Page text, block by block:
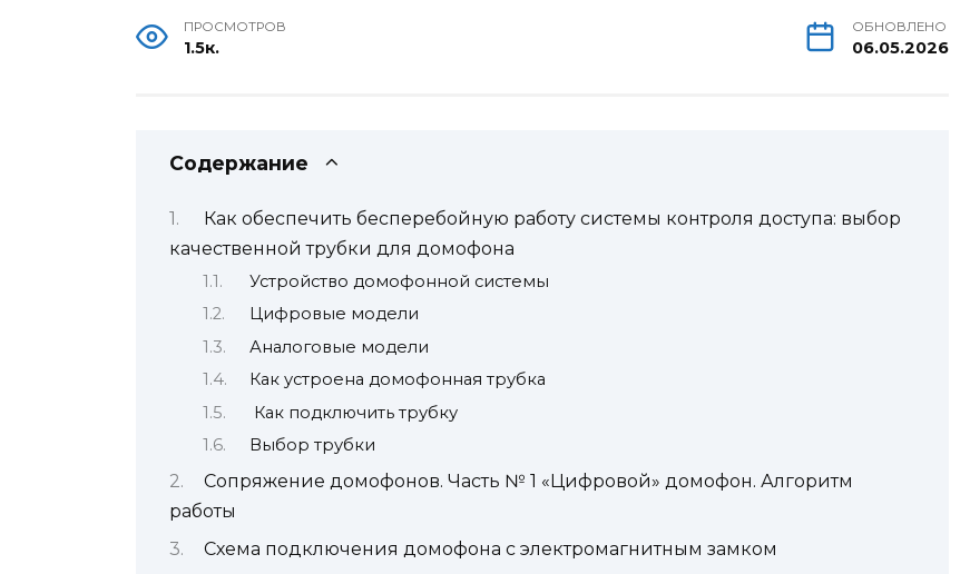
ПРОСМОТРОВ
1.5к.
ОБНОВЛЕНО
06.05.2026
Содержание
Как обеспечить бесперебойную работу системы контроля доступа: выбор
качественной трубки для домофона
Устройство домофонной системы
Цифровые модели
Аналоговые модели
Как устроена домофонная трубка
Как подключить трубку
Выбор трубки
Сопряжение домофонов. Часть № 1 «Цифровой» домофон. Алгоритм
работы
Схема подключения домофона с электромагнитным замком